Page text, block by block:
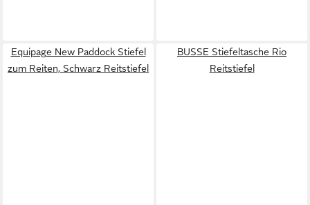
Equipage New Paddock Stiefel
zum Reiten, Schwarz Reitstiefel
BUSSE Stiefeltasche Rio
Reitstiefel